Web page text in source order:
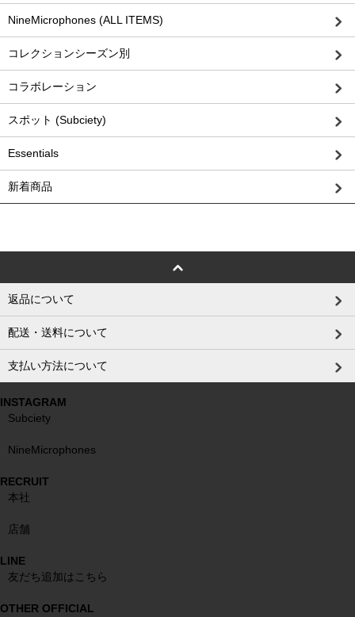
NineMicrophones (ALL ITEMS)
コレクションシーズン別
コラボレーション
スポット (Subciety)
Essentials
新着商品
返品について
配送・送料について
支払い方法について
INSTAGRAM
Subciety
NineMicrophones
RECRUIT
本社
店舗
LINE
友だち追加はこちら
OTHER OFFICIAL